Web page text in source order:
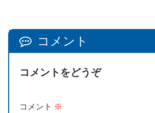
コメント
コメントをどうぞ
コメント ※